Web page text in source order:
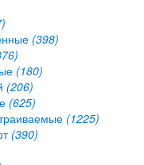
(398)
(180)
(206)
(625)
(1225)
(390)